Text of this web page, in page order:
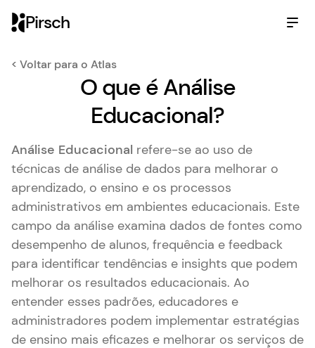
Pirsch
< Voltar para o Atlas
O que é Análise
Educacional?
Análise Educacional refere-se ao uso de
técnicas de análise de dados para melhorar o
aprendizado, o ensino e os processos
administrativos em ambientes educacionais. Este
campo da análise examina dados de fontes como
desempenho de alunos, frequência e feedback
para identificar tendências e insights que podem
melhorar os resultados educacionais. Ao
entender esses padrões, educadores e
administradores podem implementar estratégias
de ensino mais eficazes e melhorar os serviços de